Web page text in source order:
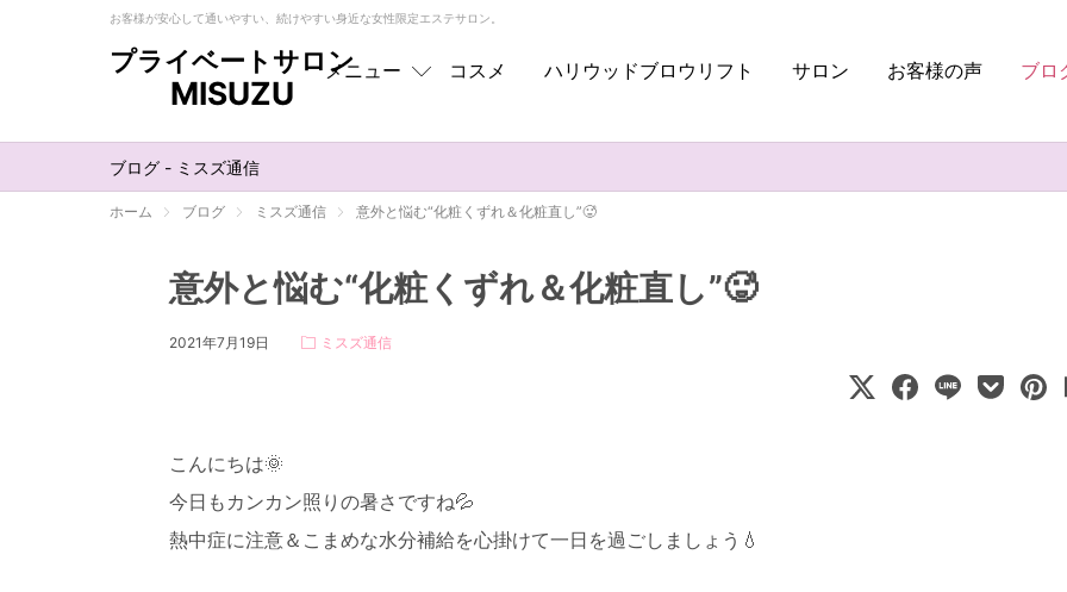
お客様が安心して通いやすい、続けやすい身近な女性限定エステサロン。
プライベートサロン
MISUZU
メニュー
フェイシャル
EMS
オプション
コスメ ハリウッドブロウリフト サロン お客様の声 ブロ
ブログ - ミスズ通信
ホーム ブログ ミスズ通信 意外と悩む“化粧くずれ＆化粧直し”🥵
意外と悩む“化粧くずれ＆化粧直し”🥵
2021年7月19日 ミスズ通信
こんにちは🌞
今日もカンカン照りの暑さですね💦
熱中症に注意＆こまめな水分補給を心掛けて一日を過ごしましょう💧